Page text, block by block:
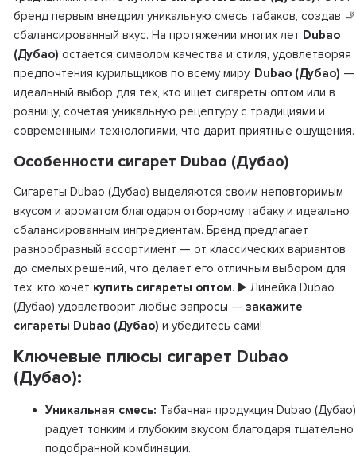
бренд первым внедрил уникальную смесь табаков, создав 🚬
сбалансированный вкус. На протяжении многих лет Dubao
(Дубао) остается символом качества и стиля, удовлетворяя
предпочтения курильщиков по всему миру. Dubao (Дубао) —
идеальный выбор для тех, кто ищет сигареты оптом или в
розницу, сочетая уникальную рецептуру с традициями и
современными технологиями, что дарит приятные ощущения.
Особенности сигарет Dubao (Дубао)
Сигареты Dubao (Дубао) выделяются своим неповторимым
вкусом и ароматом благодаря отборному табаку и идеально
сбалансированным ингредиентам. Бренд предлагает
разнообразный ассортимент — от классических вариантов
до смелых решений, что делает его отличным выбором для
тех, кто хочет купить сигареты оптом. ▶️ Линейка Dubao
(Дубао) удовлетворит любые запросы — закажите
сигареты Dubao (Дубао) и убедитесь сами!
Ключевые плюсы сигарет Dubao
(Дубао):
Уникальная смесь: Табачная продукция Dubao (Дубао)
радует тонким и глубоким вкусом благодаря тщательно
подобранной комбинации.